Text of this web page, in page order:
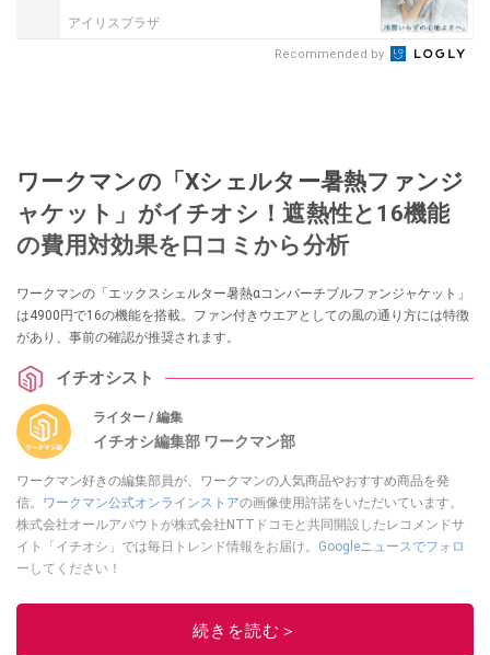
アイリスプラザ
Recommended by
ワークマンの「Xシェルター暑熱ファンジ
ャケット」がイチオシ！遮熱性と16機能
の費用対効果を口コミから分析
ワークマンの「エックスシェルター暑熱αコンバーチブルファンジャケット」
は4900円で16の機能を搭載。ファン付きウエアとしての風の通り方には特徴
があり、事前の確認が推奨されます。
イチオシスト
ライター / 編集
イチオシ編集部 ワークマン部
ワークマン好きの編集部員が、ワークマンの人気商品やおすすめ商品を発
信。 ワークマン公式オンラインストアの画像使用許諾をいただいています。
株式会社オールアバウトが株式会社NTTドコモと共同開設したレコメンドサ
イト「イチオシ」では毎日トレンド情報をお届け。 Googleニュースでフォロ
ー してください！
このイチオシストの他の記事を読む
続きを読む＞